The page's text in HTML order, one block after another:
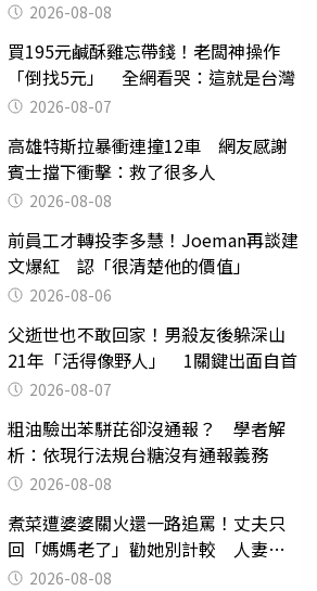
2026-08-08
買195元鹹酥雞忘帶錢！老闆神操作
「倒找5元」 全網看哭：這就是台灣
2026-08-07
高雄特斯拉暴衝連撞12車 網友感謝
賓士擋下衝擊：救了很多人
2026-08-08
前員工才轉投李多慧！Joeman再談建
文爆紅 認「很清楚他的價值」
2026-08-06
父逝世也不敢回家！男殺友後躲深山
21年「活得像野人」 1關鍵出面自首
2026-08-07
粗油驗出苯駢芘卻沒通報？ 學者解
析：依現行法規台糖沒有通報義務
2026-08-08
煮菜遭婆婆關火還一路追罵！丈夫只
回「媽媽老了」勸她別計較 人妻超
崩潰：我像台傭
2026-08-08